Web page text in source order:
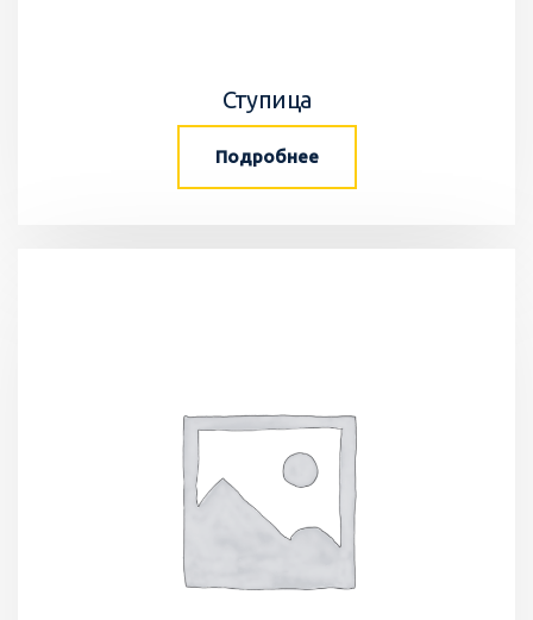
Ступица
Подробнее